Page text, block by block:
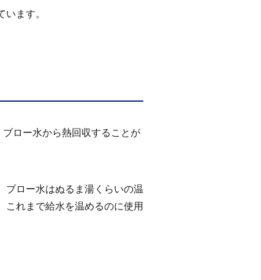
ます。
ロー水から熱回収することが
ブロー水はぬるま湯くらいの温
これまで給水を温めるのに使用